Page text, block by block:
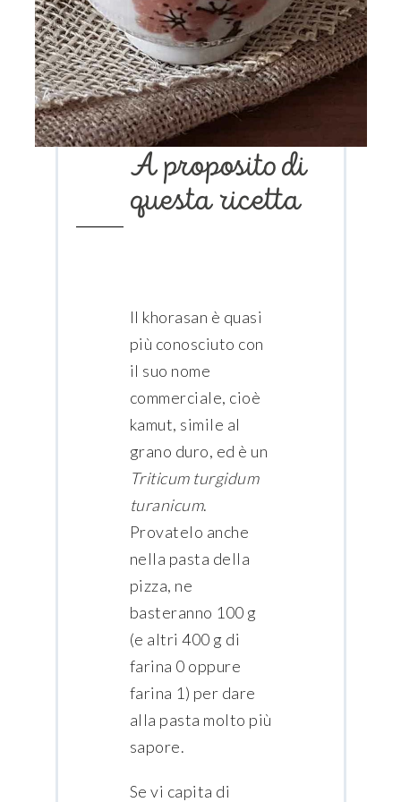
A proposito di
questa ricetta
Il khorasan è quasi
più conosciuto con
il suo nome
commerciale, cioè
kamut, simile al
grano duro, ed è un
Triticum turgidum
turanicum.
Provatelo anche
nella pasta della
pizza, ne
basteranno 100 g
(e altri 400 g di
farina 0 oppure
farina 1) per dare
alla pasta molto più
sapore.
Se vi capita di